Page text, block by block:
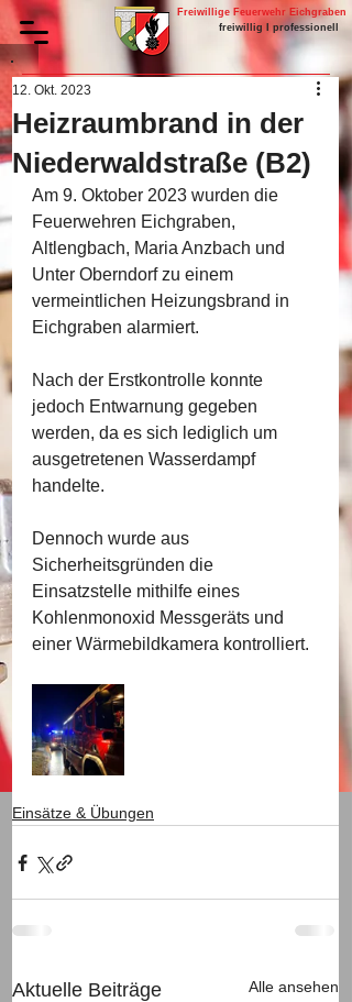
Freiwillige Feuerwehr Eichgraben
freiwillig I professionell
Heizraumbrand in der
Niederwaldstraße (B2)
12. Okt. 2023
Am 9. Oktober 2023 wurden die
Feuerwehren Eichgraben,
Altlengbach, Maria Anzbach und
Unter Oberndorf zu einem
vermeintlichen Heizungsbrand in
Eichgraben alarmiert.
Nach der Erstkontrolle konnte
jedoch Entwarnung gegeben
werden, da es sich lediglich um
ausgetretenen Wasserdampf
handelte.
Dennoch wurde aus
Sicherheitsgründen die
Einsatzstelle mithilfe eines
Kohlenmonoxid Messgeräts und
einer Wärmebildkamera kontrolliert.
Einsätze & Übungen
Aktuelle Beiträge Alle ansehen